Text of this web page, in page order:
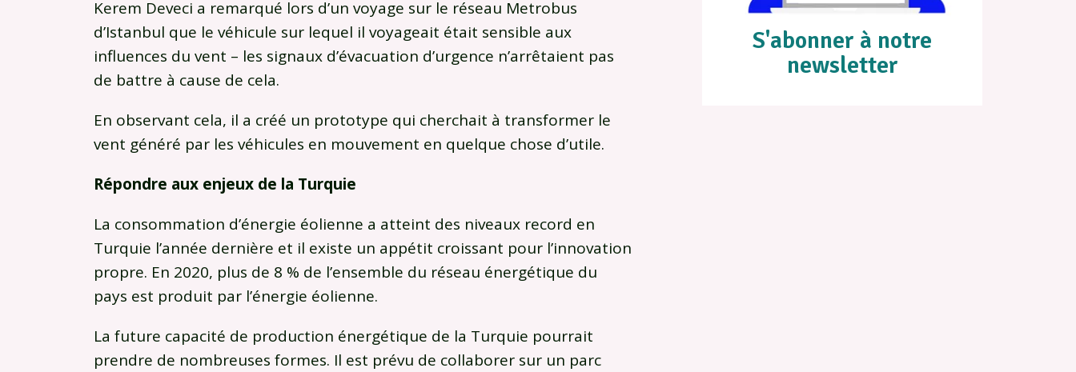
Kerem Deveci a remarqué lors d’un voyage sur le réseau Metrobus
d’Istanbul que le véhicule sur lequel il voyageait était sensible aux
influences du vent – les signaux d’évacuation d’urgence n’arrêtaient pas
de battre à cause de cela.
En observant cela, il a créé un prototype qui cherchait à transformer le
vent généré par les véhicules en mouvement en quelque chose d’utile.
Répondre aux enjeux de la Turquie
La consommation d’énergie éolienne a atteint des niveaux record en
Turquie l’année dernière et il existe un appétit croissant pour l’innovation
propre. En 2020, plus de 8 % de l’ensemble du réseau énergétique du
pays est produit par l’énergie éolienne.
La future capacité de production énergétique de la Turquie pourrait
prendre de nombreuses formes. Il est prévu de collaborer sur un parc
S'abonner à notre
newsletter